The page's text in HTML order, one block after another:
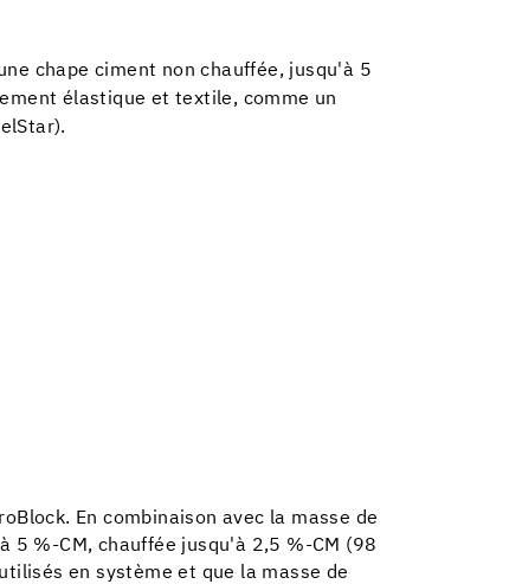
chape ciment non chauffée, jusqu'à 5
élastique et textile, comme un
En combinaison avec la masse de
5 %-CM, chauffée jusqu'à 2,5 %-CM (98
en système et que la masse de